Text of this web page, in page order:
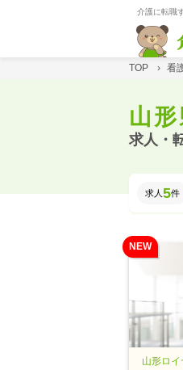
介護に転職
TOP › 看
山
求人・
求人 5件
NEW
山形ロ